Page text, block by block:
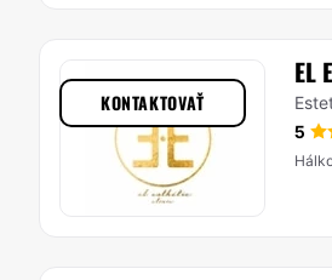
EL
5
KONTAKTOVAŤ